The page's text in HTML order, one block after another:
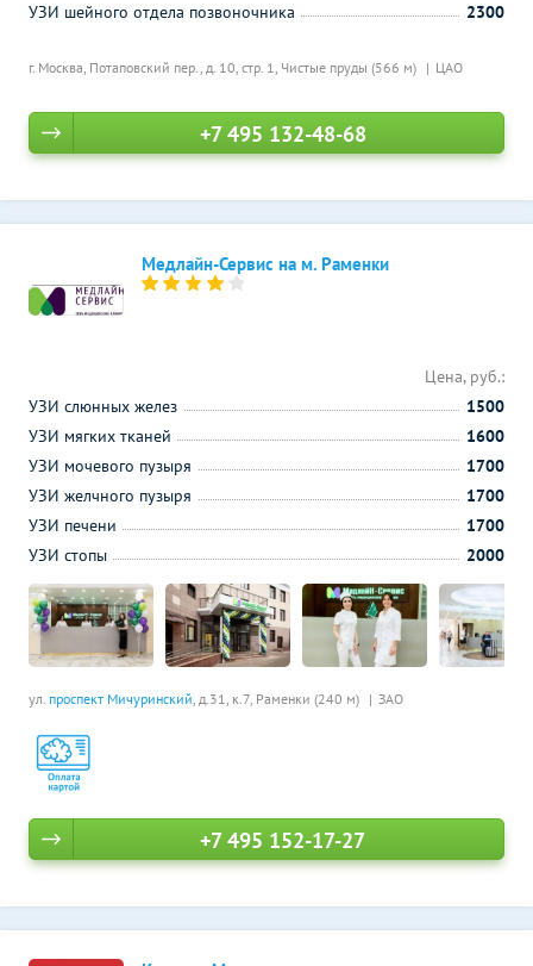
г. Москва, Потаповский пер., д. 10, стр. 1, Чистые пруды (566 м) ЦАО
УЗИ шейного отдела позвоночника
2300
+7 495 132-48-68
Медлайн-Сервис на м. Раменки
ул. проспект Мичуринский, д.31, к.7, Раменки (240 м) ЗАО
Цена, руб.:
УЗИ слюнных желез
1500
УЗИ мягких тканей
1600
УЗИ мочевого пузыря
1700
УЗИ желчного пузыря
1700
УЗИ печени
1700
УЗИ стопы
2000
+7 495 152-17-27